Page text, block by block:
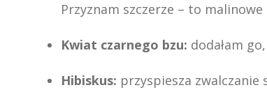
Przyznam szczerze – to
Kwiat czarnego bzu: dodałam
Hibiskus: przyspiesza